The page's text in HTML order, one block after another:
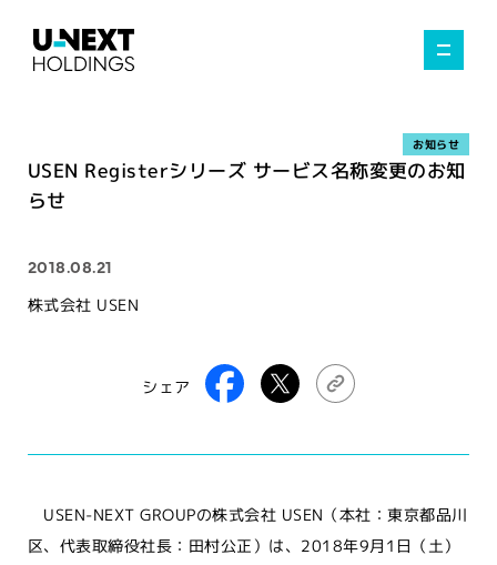
USEN Registerシリーズ サービス名称変更のお知
らせ
お知らせ
2018.08.21
株式会社 USEN
シェア
USEN-NEXT GROUPの株式会社 USEN（本社：東京都品川
区、代表取締役社長：田村公正）は、2018年9月1日（土）